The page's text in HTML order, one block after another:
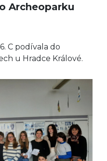
Archeoparku
C podívala do
u Hradce Králové.